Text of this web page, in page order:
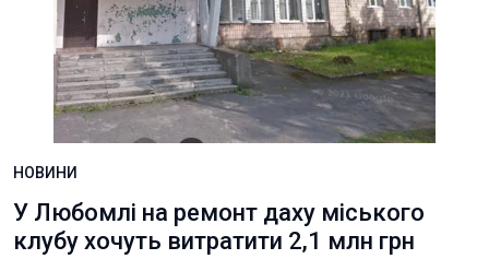
НОВИНИ
У Любомлі на ремонт даху міського
клубу хочуть витратити 2,1 млн грн